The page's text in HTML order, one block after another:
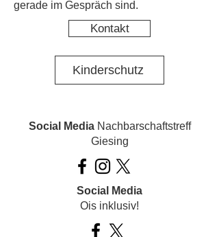
gerade im Gespräch sind.
Kontakt
Kinderschutz
Social MediaNachbarschaftstreff
Giesing
Social Media
Ois inklusiv!